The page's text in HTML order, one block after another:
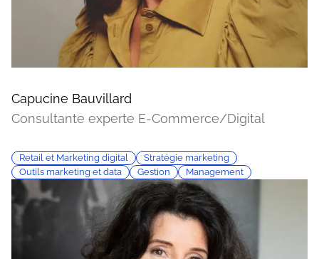
Capucine Bauvillard
Consultante experte E-Commerce/Digital
Retail et Marketing digital
Stratégie marketing
Outils marketing et data
Gestion Management